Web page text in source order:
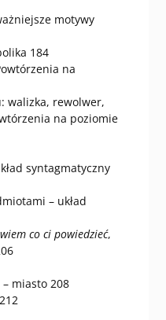
motywy
184
na
walizka, rewolwer,
na poziomie
syntagmatyczny
– układ
co ci powiedzieć,
– miasto 208